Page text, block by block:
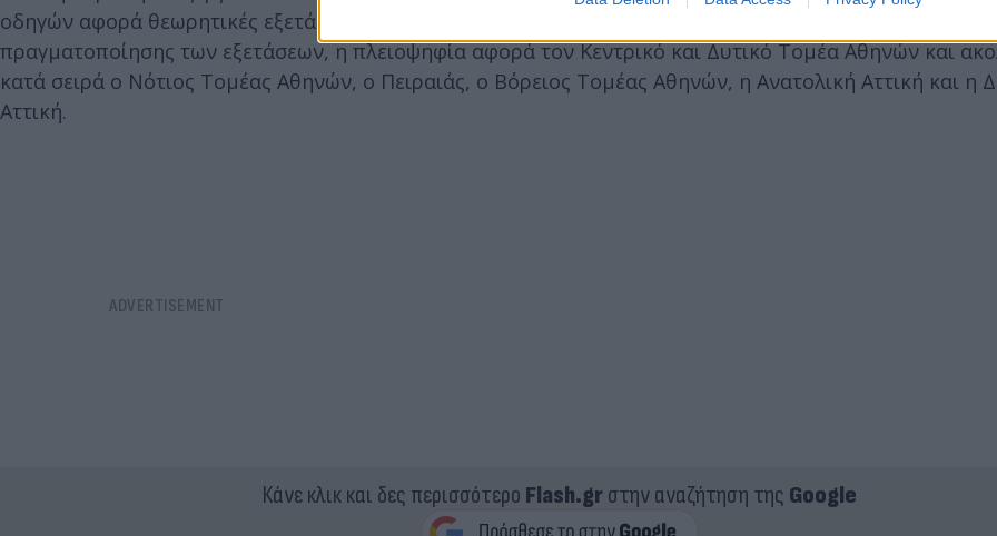
οδηγών αφορά θεωρητικές εξετάσεις και το 37,8% πρακτικές εξετάσεις. Τέλος, αναφορικά με τις
πραγματοποίησης των εξετάσεων, η πλειοψηφία αφορά τον Κεντρικό και Δυτικό Τομέα Αθηνών και
κατά σειρά ο Νότιος Τομέας Αθηνών, ο Πειραιάς, ο Βόρειος Τομέας Αθηνών, η Ανατολική Αττική και η
Αττική.
Κάνε κλικ και δες περισσότερο Flash.grστην αναζήτηση της Google